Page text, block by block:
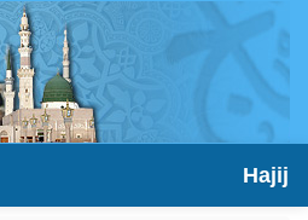
Hajij